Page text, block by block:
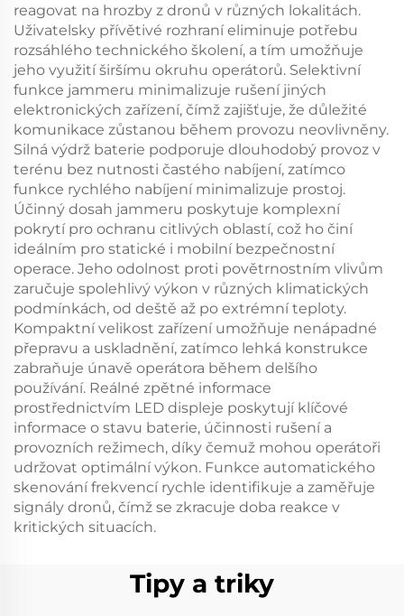
reagovat na hrozby z dronů v různých lokalitách.
Uživatelsky přívětivé rozhraní eliminuje potřebu
rozsáhlého technického školení, a tím umožňuje
jeho využití širšímu okruhu operátorů. Selektivní
funkce jammeru minimalizuje rušení jiných
elektronických zařízení, čímž zajišťuje, že důležité
komunikace zůstanou během provozu neovlivněny.
Silná výdrž baterie podporuje dlouhodobý provoz v
terénu bez nutnosti častého nabíjení, zatímco
funkce rychlého nabíjení minimalizuje prostoj.
Účinný dosah jammeru poskytuje komplexní
pokrytí pro ochranu citlivých oblastí, což ho činí
ideálním pro statické i mobilní bezpečnostní
operace. Jeho odolnost proti povětrnostním vlivům
zaručuje spolehlivý výkon v různých klimatických
podmínkách, od deště až po extrémní teploty.
Kompaktní velikost zařízení umožňuje nenápadné
přepravu a uskladnění, zatímco lehká konstrukce
zabraňuje únavě operátora během delšího
používání. Reálné zpětné informace
prostřednictvím LED displeje poskytují klíčové
informace o stavu baterie, účinnosti rušení a
provozních režimech, díky čemuž mohou operátoři
udržovat optimální výkon. Funkce automatického
skenování frekvencí rychle identifikuje a zaměřuje
signály dronů, čímž se zkracuje doba reakce v
kritických situacích.
Tipy a triky